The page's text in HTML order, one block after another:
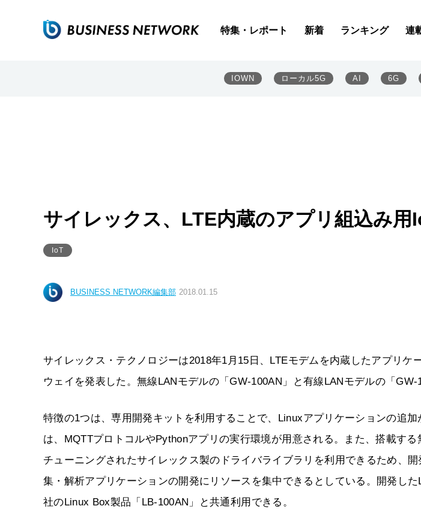
特集・レポート 新着 ランキング 連
IOWN ローカル5G AI 6G
サイレックス、LTE内蔵のアプリ組込み用
IoT
BUSINESS NETWORK編集部 2018.01.15
サイレックス・テクノロジーは2018年1月15日、LTEモデムを内蔵したアプリケ
ウェイを発表した。無線LANモデルの「GW-100AN」と有線LANモデルの「GW-
特徴の1つは、専用開発キットを利用することで、Linuxアプリケーションの追
は、MQTTプロトコルやPythonアプリの実行環境が用意される。また、搭載する
チューニングされたサイレックス製のドライバライブラリを利用できるため、
集・解析アプリケーションの開発にリソースを集中できるとしている。開発し
社のLinux Box製品「LB-100AN」と共通利用できる。